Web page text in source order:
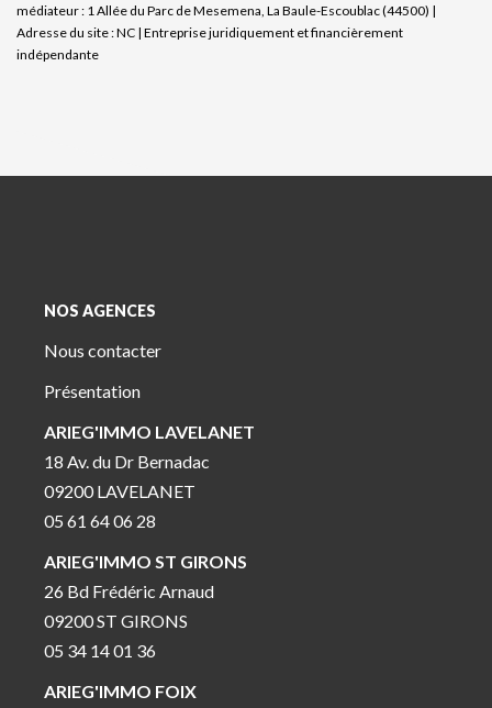
médiateur : 1 Allée du Parc de Mesemena, La Baule-Escoublac (44500) |
Adresse du site : NC | Entreprise juridiquement et financièrement
indépendante
NOS AGENCES
Nous contacter
Présentation
ARIEG'IMMO LAVELANET
18 Av. du Dr Bernadac
09200 LAVELANET
05 61 64 06 28
ARIEG'IMMO ST GIRONS
26 Bd Frédéric Arnaud
09200 ST GIRONS
05 34 14 01 36
ARIEG'IMMO FOIX